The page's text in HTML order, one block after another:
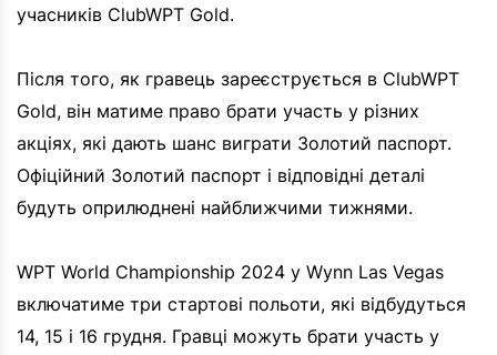
учасників ClubWPT Gold.
Після того, як гравець зареєструється в ClubWPT
Gold, він матиме право брати участь у різних
акціях, які дають шанс виграти Золотий паспорт.
Офіційний Золотий паспорт і відповідні деталі
будуть оприлюднені найближчими тижнями.
WPT World Championship 2024 у Wynn Las Vegas
включатиме три стартові польоти, які відбудуться
14, 15 і 16 грудня. Гравці можуть брати участь у